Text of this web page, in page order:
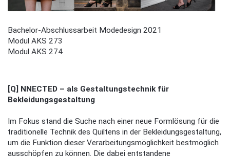
Bachelor-Abschlussarbeit Modedesign 2021
Modul AKS 273
Modul AKS 274
[Q] NNECTED – als Gestaltungstechnik für
Bekleidungsgestaltung
Im Fokus stand die Suche nach einer neue Formlösung für die
traditionelle Technik des Quiltens in der Bekleidungsgestaltung,
um die Funktion dieser Verarbeitungsmöglichkeit bestmöglich
ausschöpfen zu können. Die dabei entstandene